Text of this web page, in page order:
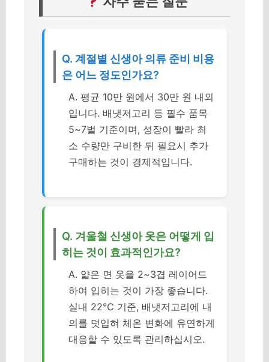
Q. 계절별 신생아 의류 준비 비용
은 어느 정도인가요?
A. 평균 10만 원에서 30만 원 내외
입니다. 배냇저고리 등 필수 품목
5~7벌 기준이며, 성장이 빨라 최
소 수량만 구비한 뒤 필요시 추가
구매하는 것이 경제적입니다.
Q. 겨울철 신생아 옷은 어떻게 입
히는 것이 효과적인가요?
A. 얇은 면 옷을 2~3겹 레이어드
하여 입히는 것이 가장 좋습니다.
실내 22℃ 기준, 배냇저고리에 내
의를 덧입혀 체온 변화에 유연하게
대응할 수 있도록 관리하십시오.